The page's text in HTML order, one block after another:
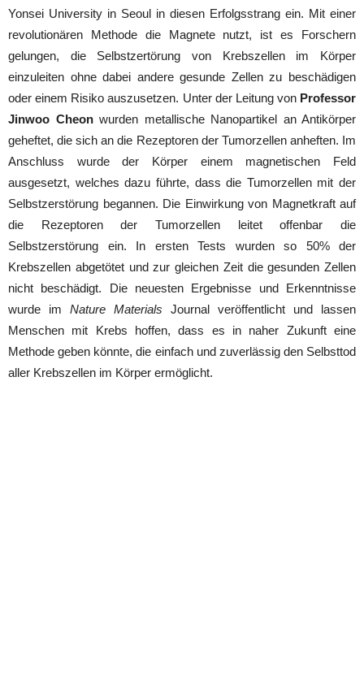
Yonsei University in Seoul in diesen Erfolgsstrang ein. Mit einer
revolutionären Methode die Magnete nutzt, ist es Forschern
gelungen, die Selbstzertörung von Krebszellen im Körper
einzuleiten ohne dabei andere gesunde Zellen zu beschädigen
oder einem Risiko auszusetzen. Unter der Leitung von Professor
Jinwoo Cheonwurden metallische Nanopartikel an Antikörper
geheftet, die sich an die Rezeptoren der Tumorzellen anheften. Im
Anschluss wurde der Körper einem magnetischen Feld
ausgesetzt, welches dazu führte, dass die Tumorzellen mit der
Selbstzerstörung begannen. Die Einwirkung von Magnetkraft auf
die Rezeptoren der Tumorzellen leitet offenbar die
Selbstzerstörung ein. In ersten Tests wurden so 50% der
Krebszellen abgetötet und zur gleichen Zeit die gesunden Zellen
nicht beschädigt. Die neuesten Ergebnisse und Erkenntnisse
wurde im Nature Materials Journal veröffentlicht und lassen
Menschen mit Krebs hoffen, dass es in naher Zukunft eine
Methode geben könnte, die einfach und zuverlässig den Selbsttod
aller Krebszellen im Körper ermöglicht.